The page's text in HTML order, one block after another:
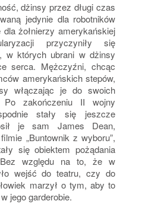
dżinsy przez długi czas
jedynie dla robotników
żołnierzy amerykańskiej
przyczyniły się
w których ubrani w dżinsy
serca. Mężczyźni, chcąc
amerykańskich stepów,
włączając je do swoich
Po zakończeniu II wojny
stały się jeszcze
je sam James Dean,
„Buntownik z wyboru”,
się obiektem pożądania
Bez względu na to, że w
wejść do teatru, czy do
marzył o tym, aby to
jego garderobie.